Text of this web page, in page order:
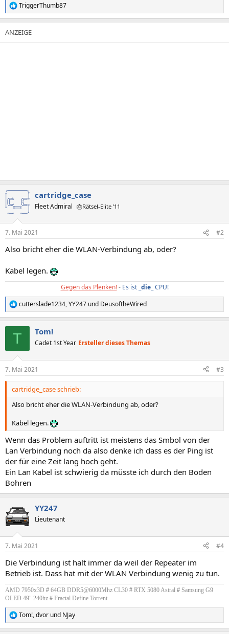
R
e
a
k
t
TriggerThumb87
cartridge_case
Fleet Admiral 🎂Rätsel-Elite ’11
7. Mai 2021 #2
Also bricht eher die WLAN-Verbindung ab, oder?
Kabel legen.
Gegen das Plenken!- Es ist _ die_ CPU!
R
e
e
n
cutterslade1234,YY247 und DeusoftheWired
T Tom!
Cadet 1st Year Ersteller dieses Themas
7. Mai 2021 #3
cartridge_case schrieb:
Also bricht eher die WLAN-Verbindung ab, oder?
Kabel legen.
Wenn das Problem auftritt ist meistens das Smbol von der
Lan Verbindung noch da also denke ich dass es der Ping ist
der für eine Zeit lang hoch geht.
Ein Lan Kabel ist schwierig da müsste ich durch den Boden
Bohren
YY247
Lieutenant
7. Mai 2021 #4
Die Verbindung ist halt immer da weil der Repeater im
Betrieb ist. Dass hat mit der WLAN Verbindung wenig zu tun.
AMD 7950x3D # 64GB DDR5@6000Mhz CL30 # RTX 5080 Astral # Samsung G9
OLED 49" 240hz # Fractal Define Torrent
R
e
Tom!,dvor und NJay